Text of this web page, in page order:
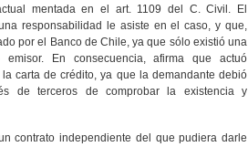
mentada en el art. 1109 del C. Civil. El
responsabilidad le asiste en el caso, y que,
por el Banco de Chile, ya que sólo existió una
En consecuencia, afirma que actuó
carta de crédito, ya que la demandante debió
de terceros de comprobar la existencia y
contrato independiente del que pudiera darle